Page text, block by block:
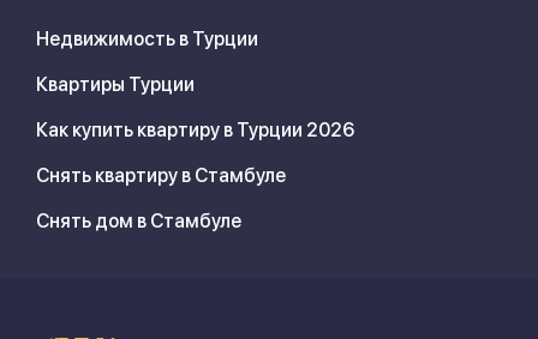
Недвижимость в Турции
Квартиры Турции
Как купить квартиру в Турции 2026
Снять квартиру в Стамбуле
Снять дом в Стамбуле